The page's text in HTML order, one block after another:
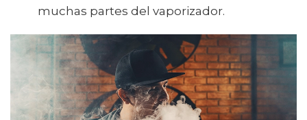
muchas partes del vaporizador.